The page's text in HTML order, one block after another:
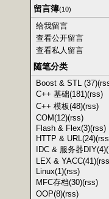
留言簿(10)
给我留言
查看公开留言
查看私人留言
随笔分类
Boost & STL (37)
C++ 基础(181)(rss)
C++ 模板(48)(rss)
COM(12)(rss)
Flash & Flex(3)(rss)
HTTP & URL(24)
IDC & 服务器DIY(4)
LEX & YACC(41)
Linux(1)(rss)
MFC存档(30)(rss)
OOP(8)(rss)